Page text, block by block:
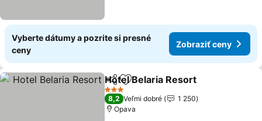
Vyberte dátumy a pozrite si presné
ceny
Zobraziť ceny
ZdieľaťPridať do obľúbených
Hotel Belaria Resort
3 Počet hviezdičiek
8,2 Veľmi dobré
1 250
Opava